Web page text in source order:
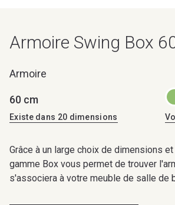
Armoire Swing Box
Armoire
60 cm
Existe dans 20 dimensions
Grâce à un large choix de dimensions
gamme Box vous permet de trouver
s'associera à votre meuble de salle de